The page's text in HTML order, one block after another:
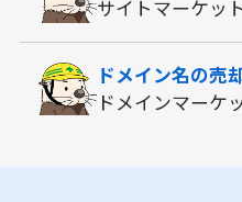
サイトマーケット
ドメイン名の売
ドメインマーケ